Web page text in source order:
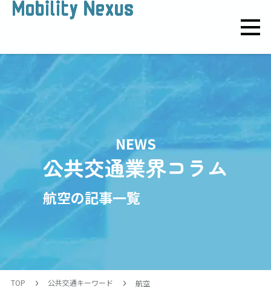
NEWS
公共交通業界コラム
航空の記事一覧
TOP 公共交通キーワード 航空